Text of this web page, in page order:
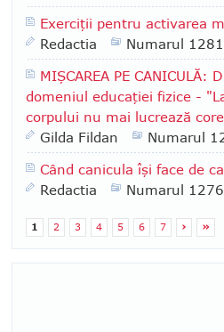
Exerciţii pentru activarea
Redactia
Numarul 1281
MIŞCAREA PE CANICULĂ:
domeniul educaţiei fizice -
corpului nu mai lucrează
Gilda Fildan
Numarul
Când canicula îşi face de
Redactia
Numarul 1276
1 2 3 4 5 6 7 › »